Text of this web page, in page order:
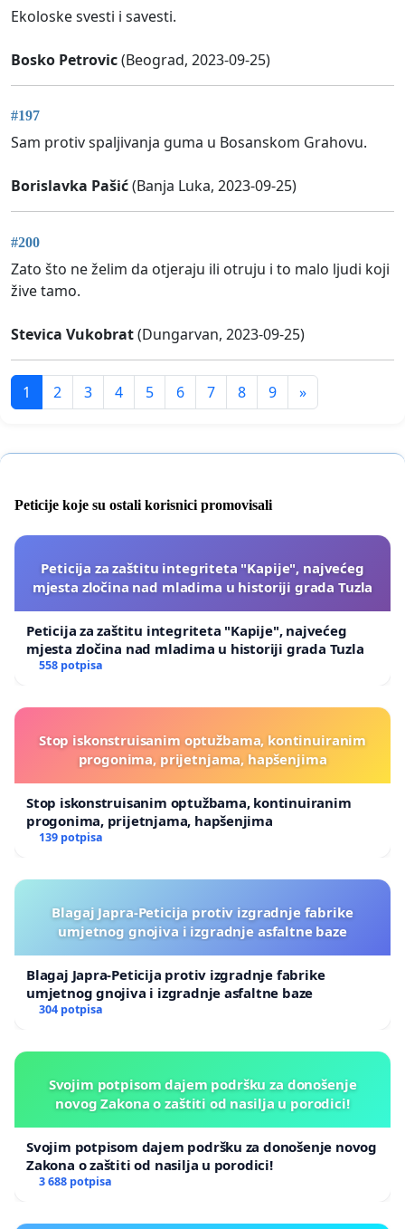
Ekoloske svesti i savesti.
Bosko Petrovic(Beograd, 2023-09-25)
#197
Sam protiv spaljivanja guma u Bosanskom Grahovu.
Borislavka Pašić(Banja Luka, 2023-09-25)
#200
Zato što ne želim da otjeraju ili otruju i to malo ljudi koji
žive tamo.
Stevica Vukobrat(Dungarvan, 2023-09-25)
1 2 3 4 5 6 7 8 9 »
Peticije koje su ostali korisnici promovisali
Peticija za zaštitu integriteta "Kapije", najvećeg
mjesta zločina nad mladima u historiji grada Tuzla
Peticija za zaštitu integriteta "Kapije", najvećeg
mjesta zločina nad mladima u historiji grada Tuzla
558 potpisa
Stop iskonstruisanim optužbama, kontinuiranim
progonima, prijetnjama, hapšenjima
Stop iskonstruisanim optužbama, kontinuiranim
progonima, prijetnjama, hapšenjima
139 potpisa
Blagaj Japra-Peticija protiv izgradnje fabrike
umjetnog gnojiva i izgradnje asfaltne baze
Blagaj Japra-Peticija protiv izgradnje fabrike
umjetnog gnojiva i izgradnje asfaltne baze
304 potpisa
Svojim potpisom dajem podršku za donošenje
novog Zakona o zaštiti od nasilja u porodici!
Svojim potpisom dajem podršku za donošenje novog
Zakona o zaštiti od nasilja u porodici!
3 688 potpisa